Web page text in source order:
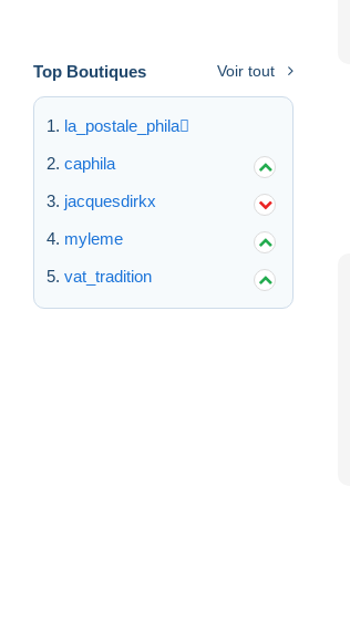
Top Boutiques Voir tout
la_postale_phila
caphila
jacquesdirkx
myleme
vat_tradition